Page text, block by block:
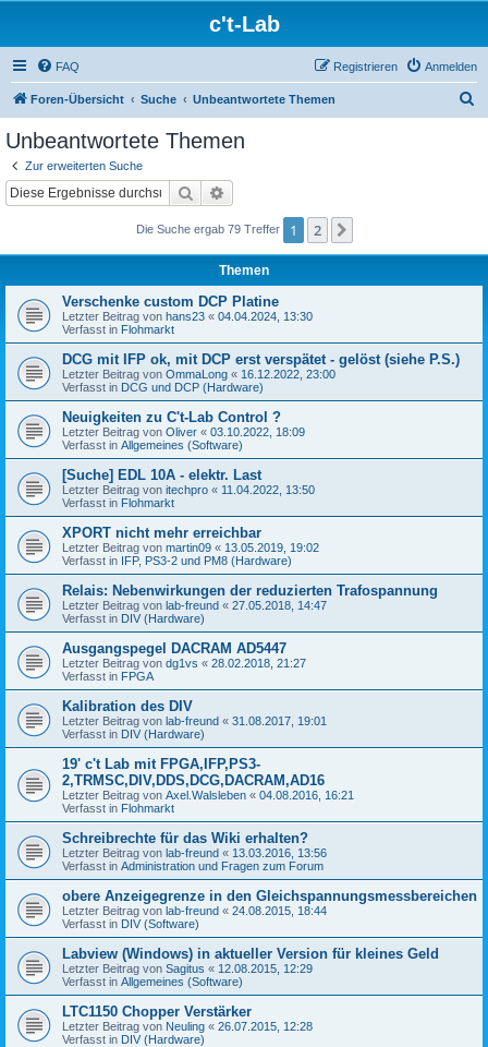
c't-Lab
FAQ Anmelden
Registrieren
Foren-Übersicht Suche Unbeantwortete Themen
Unbeantwortete Themen
Zur erweiterten Suche
Suche
Die Suche ergab 79 Treffer 1 2
Themen
Verschenke custom DCP Platine
Letzter Beitrag von hans23 « 04.04.2024, 13:30
Verfasst in Flohmarkt
DCG mit IFP ok, mit DCP erst verspätet - gelöst (siehe P.S.)
Letzter Beitrag von OmmaLong « 16.12.2022, 23:00
Verfasst in DCG und DCP (Hardware)
Neuigkeiten zu C't-Lab Control ?
Letzter Beitrag von Oliver « 03.10.2022, 18:09
Verfasst in Allgemeines (Software)
[Suche] EDL 10A - elektr. Last
Letzter Beitrag von itechpro « 11.04.2022, 13:50
Verfasst in Flohmarkt
XPORT nicht mehr erreichbar
Letzter Beitrag von martin09 « 13.05.2019, 19:02
Verfasst in IFP, PS3-2 und PM8 (Hardware)
Relais: Nebenwirkungen der reduzierten Trafospannung
Letzter Beitrag von lab-freund « 27.05.2018, 14:47
Verfasst in DIV (Hardware)
Ausgangspegel DACRAM AD5447
Letzter Beitrag von dg1vs « 28.02.2018, 21:27
Verfasst in FPGA
Kalibration des DIV
Letzter Beitrag von lab-freund « 31.08.2017, 19:01
Verfasst in DIV (Hardware)
19' c't Lab mit FPGA,IFP,PS3-
2,TRMSC,DIV,DDS,DCG,DACRAM,AD16
Letzter Beitrag von Axel.Walsleben « 04.08.2016, 16:21
Verfasst in Flohmarkt
Schreibrechte für das Wiki erhalten?
Letzter Beitrag von lab-freund « 13.03.2016, 13:56
Verfasst in Administration und Fragen zum Forum
obere Anzeigegrenze in den Gleichspannungsmessbereichen
Letzter Beitrag von lab-freund « 24.08.2015, 18:44
Verfasst in DIV (Software)
Labview (Windows) in aktueller Version für kleines Geld
Letzter Beitrag von Sagitus « 12.08.2015, 12:29
Verfasst in Allgemeines (Software)
LTC1150 Chopper Verstärker
Letzter Beitrag von Neuling « 26.07.2015, 12:28
Verfasst in DIV (Hardware)